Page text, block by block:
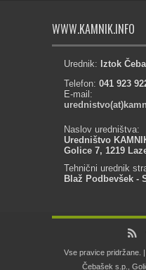
WWW.KAMNIK.INFO
Urednik: Iztok
Telefon: 041 923
E-mail:
Naslov uredništva:
Uredništvo
Golice 7, 1219
Tehnični urednik
Blaž Podbevšek -
Vse pravice pridržane.
Čebašek s.p.,